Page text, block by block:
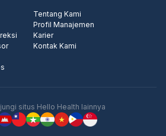
Tentang Kami
Profil Manajemen
Karier
Kontak Kami
situs Hello Health lainnya